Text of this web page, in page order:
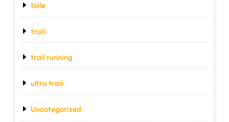
toile
trail
trail running
ultra trail
Uncategorized